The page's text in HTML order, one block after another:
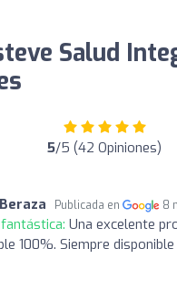
Salud
5/5 (42 Opiniones)
Publicada en 8
Una excelente
100%. Siempre